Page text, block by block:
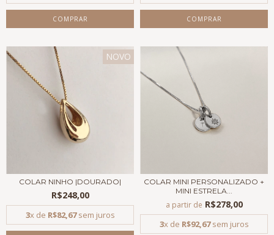
COMPRAR COMPRAR
NOVO
COLAR NINHO |DOURADO|
R$248,00
3x de R$82,67sem juros
COLAR MINI PERSONALIZADO +
MINI ESTRELA...
a partir de R$278,00
3x de R$92,67sem juros